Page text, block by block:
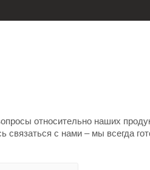
относительно наших
связаться с нами – мы всегда